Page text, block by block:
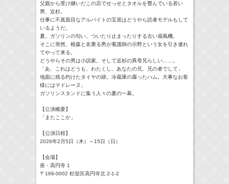
父親から受け継いだこの店でせっせとタオルを畳んでいる若い
男、近杉。
仕事に不真面目なアルバイトの宝居はどうやら読者モデルもして
いるようだ。
夏。ガソリンの匂い。ついたり止まったりする古い扇風機。
そこに突然、根森と名乗る男が看護師の示野という女を引き連れ
てやって来る。
どうやらその男は小説家。そして近杉の異母兄らしい……。
「あ、これはどうも、わたくし、あなたの兄、兄の者でして」
地面に残る灼けたタイヤの跡。冷蔵庫の腐ったハム。大事なお客
様にはマドレーヌ。
ガソリンスタンドに集う人々の夏の一幕。
【公演概要】
「またここか」
【公演日程】
2026年2月5日（木）～15日（日）
【会場】
座・高円寺 1
〒166-0002 杉並区高円寺北 2-1-2